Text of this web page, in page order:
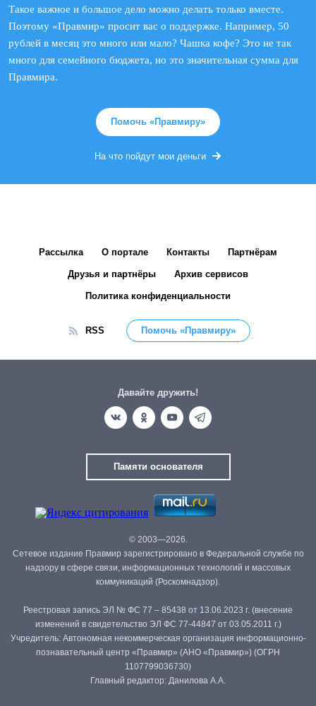
Такое важное и большое дело можно делать только вместе.
Поэтому «Правмир» просит вас о поддержке. Например, 50
рублей в месяц это много или мало? Чашка кофе? Это не так
много для семейного бюджета, но это значительная сумма для
Правмира.
Помочь «Правмиру»
На что пойдут мои деньги
Рассылка О портале Контакты Партнёрам
Друзья и партнёры Архив сервисов
Политика конфиденциальности
RSS Помочь «Правмиру»
Давайте дружить!
Памяти основателя
© 2003—2026.
Сетевое издание Правмир зарегистрировано в Федеральной службе по
надзору в сфере связи, информационных технологий и массовых
коммуникаций (Роскомнадзор).
Реестровая запись ЭЛ № ФС 77 – 85438 от 13.06.2023 г. (внесение
изменений в свидетельство ЭЛ ФС 77-44847 от 03.05.2011 г.)
Учредитель: Автономная некоммерческая организация информационно-
познавательный центр «Правмир» (АНО «Правмир») (ОГРН
1107799036730)
Главный редактор: Данилова А.А.